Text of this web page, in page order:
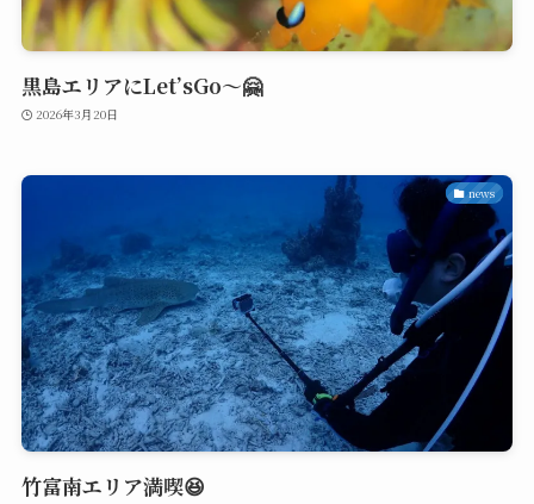
黒島エリアにLet’sGo〜🤗
2026年3月20日
news
竹富南エリア満喫😆